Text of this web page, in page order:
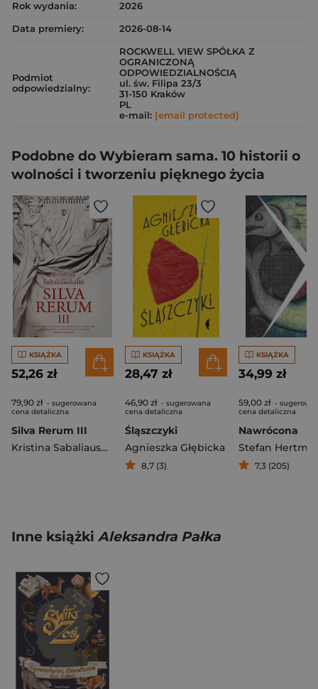
Rok wydania:
2026
Data premiery:
2026-08-14
Podmiot
odpowiedzialny:
ROCKWELL VIEW SPÓŁKA Z
OGRANICZONĄ
ODPOWIEDZIALNOŚCIĄ
ul. św. Filipa 23/3
31-150 Kraków
PL
e-mail: [email protected]
Podobne do Wybieram sama. 10 historii o
wolności i tworzeniu pięknego życia
KSIĄŻKA
52,26 zł
79,90 zł - sugerowana
cena detaliczna
Silva Rerum III
Kristina Sabaliauskaitė
KSIĄŻKA
28,47 zł
46,90 zł - sugerowana
cena detaliczna
Śląszczyki
Agnieszka Głębicka
8,7 (3)
KSIĄŻKA
34,99 zł
59,00 zł -
cena detaliczna
Nawrócona
Stefan
7,3 (205)
Inne książki Aleksandra Pałka